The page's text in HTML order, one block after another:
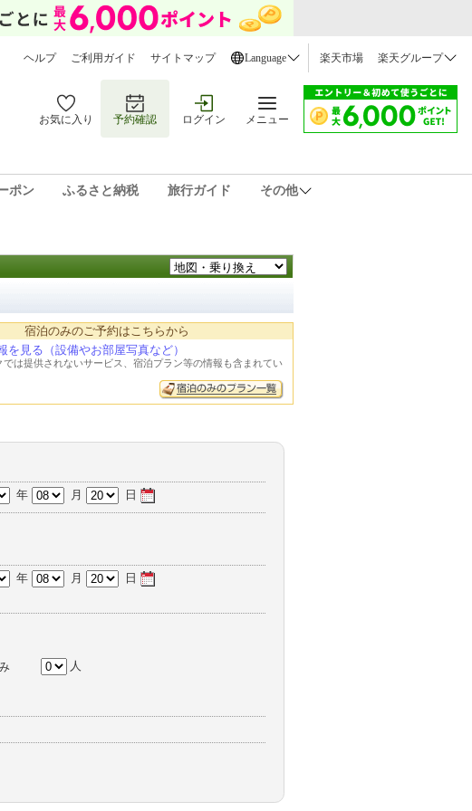
ヘルプ ご利用ガイド サイトマップ Language 楽天市場 楽天グループ
お気に入り 予約確認 ログイン メニュー
ポン ふるさと納税 旅行ガイド その他
宿泊のみのご予約はこちらから
を見る（設備やお部屋写真など）
は提供されないサービス、宿泊プラン等の情報も含まれてい
年 月 日
年 月
日
人